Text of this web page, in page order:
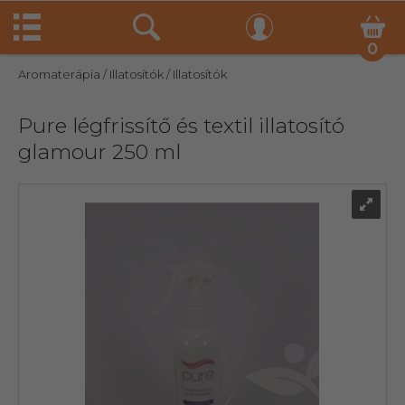
0
Aromaterápia / Illatosítók/ Illatosítók
Pure légfrissítő és textil illatosító
glamour 250 ml